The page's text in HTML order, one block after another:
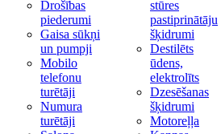
Drošības
piederumi
Gaisa sūkņi
un pumpji
Mobilo
telefonu
turētāji
Numura
turētāji
stūres
pastiprinātāju
šķidrumi
Destilēts
ūdens,
elektrolīts
Dzesēšanas
šķidrumi
Motoreļļa